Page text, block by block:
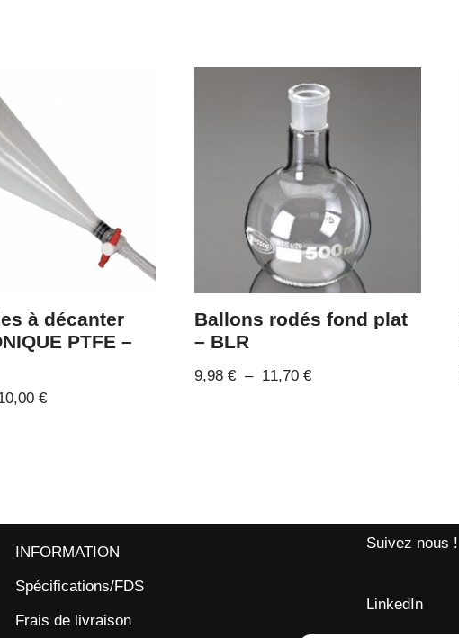
à décanter
PTFE –
€
Ballons rodés fond plat
– BLR
9,98€ – 11,70€
INFORMATION
Spécifications/FDS
Frais de livraison
Suivez nous !
LinkedIn